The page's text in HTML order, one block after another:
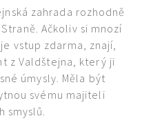
zahrada rozhodně
Ačkoliv si mnozí
vstup zdarma, znají,
z Valdštejna, který ji
úmysly. Měla být
svému majiteli
smyslů.